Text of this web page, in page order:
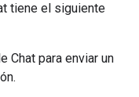
tiene el siguiente
Chat para enviar un